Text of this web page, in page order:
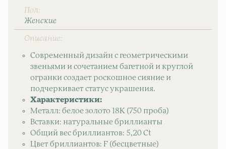
Пол
Женские
Описание
Современный дизайн с геометрическими
звеньями и сочетанием багетной и круглой
огранки создает роскошное сияние и
подчеркивает статус украшения.
Характеристики:
Металл: белое золото 18K (750 проба)
Вставки: натуральные бриллианты
Общий вес бриллиантов: 5,20 Ct
Цвет бриллиантов: F (бесцветные)